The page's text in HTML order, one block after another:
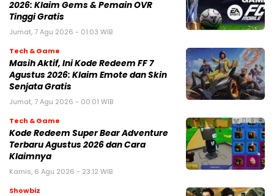
2026: Klaim Gems & Pemain OVR
Tinggi Gratis
Jumat, 7 Agu 2026 - 01:03 WIB
Tech & Game
Masih Aktif, Ini Kode Redeem FF 7
Agustus 2026: Klaim Emote dan Skin
Senjata Gratis
Jumat, 7 Agu 2026 - 00:01 WIB
Tech & Game
Kode Redeem Super Bear Adventure
Terbaru Agustus 2026 dan Cara
Klaimnya
Kamis, 6 Agu 2026 - 23:12 WIB
Showbiz